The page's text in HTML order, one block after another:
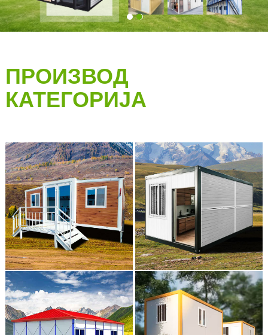
1 2
ПРОИЗВОД
КАТЕГОРИЈА